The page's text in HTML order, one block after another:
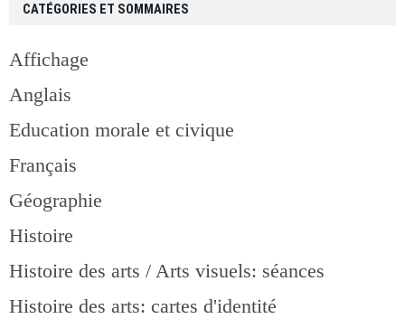
CATÉGORIES ET SOMMAIRES
Affichage
Anglais
Education morale et civique
Français
Géographie
Histoire
Histoire des arts / Arts visuels: séances
Histoire des arts: cartes d'identité